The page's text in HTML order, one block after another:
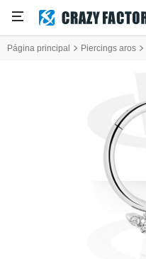
Página principal Piercings aros